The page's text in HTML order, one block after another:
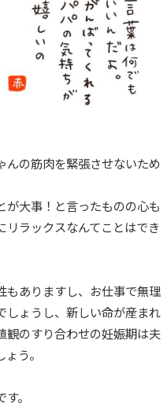
の筋肉を緊張させないため
大事！と言ったものの心も
ラックスなんてことはでき
もありますし、お仕事で無理
しょうし、新しい命が産まれ
観のすり合わせの妊娠期は夫
う。
。